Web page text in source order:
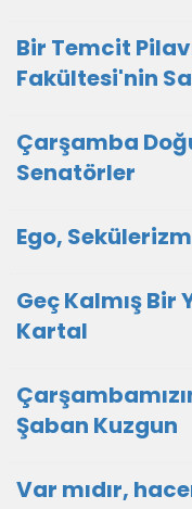
Bir Temcit
Fakültesi'nin
Çarşamba
Senatörler
Ego,
Geç Kalmış Bir
Kartal
Şaban Kuzgun
Var mıdır,